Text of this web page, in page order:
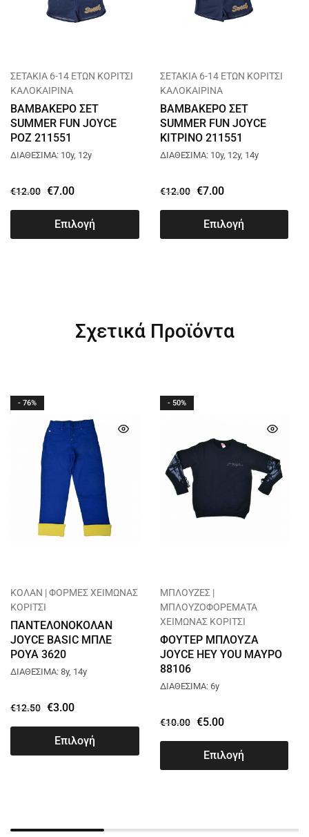
ΣΕΤΑΚΙΑ 6-14 ΕΤΩΝ ΚΟΡΙΤΣΙ
ΚΑΛΟΚΑΙΡΙΝΑ
ΒΑΜΒΑΚΕΡΟ ΣΕΤ
SUMMER FUN JOYCE
ΡΟΖ 211551
ΔΙΑΘΕΣΙΜΑ: 10y, 12y
€12.00 €7.00
Επιλογή
ΣΕΤΑΚΙΑ 6-14 ΕΤΩΝ ΚΟΡΙΤΣΙ
ΚΑΛΟΚΑΙΡΙΝΑ
ΒΑΜΒΑΚΕΡΟ ΣΕΤ
SUMMER FUN JOYCE
ΚΙΤΡΙΝΟ 211551
ΔΙΑΘΕΣΙΜΑ: 10y, 12y, 14y
€12.00 €7.00
Επιλογή
Σχετικά Προϊόντα
- 76%
ΚΟΛΑΝ | ΦΟΡΜΕΣ ΧΕΙΜΩΝΑΣ
ΚΟΡΙΤΣΙ
ΠΑΝΤΕΛΟΝΟΚΟΛΑΝ
JOYCE BASIC ΜΠΛΕ
ΡΟΥΑ 3620
ΔΙΑΘΕΣΙΜΑ: 8y, 14y
€12.50 €3.00
Επιλογή
- 50%
ΜΠΛΟΥΖΕΣ |
ΜΠΛΟΥΖΟΦΟΡΕΜΑΤΑ
ΧΕΙΜΩΝΑΣ ΚΟΡΙΤΣΙ
ΦΟΥΤΕΡ ΜΠΛΟΥΖΑ
JOYCE HEY YOU ΜΑΥΡΟ
88106
ΔΙΑΘΕΣΙΜΑ: 6y
€10.00 €5.00
Επιλογή